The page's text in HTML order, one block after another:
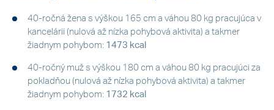
40-ročná žena s výškou 165 cm a váhou 80 kg pracujúca v
kancelárii (nulová až nízka pohybová aktivita) a takmer
žiadnym pohybom: 1473 kcal
40-ročný muž s výškou 180 cm a váhou 80 kg pracujúci za
pokladňou (nulová až nízka pohybová aktivita) a takmer
žiadnym pohybom: 1732 kcal